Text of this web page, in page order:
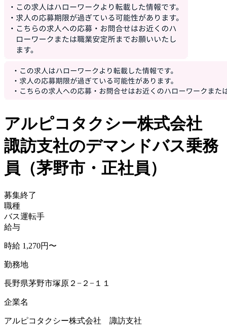
アルピコタクシー株式会社
諏訪支社のデマンドバス乗務
員（茅野市・正社員）
募集終了
職種
バス運転手
給与
時給 1,270円〜
勤務地
長野県茅野市塚原２−２−１１
企業名
アルピコタクシー株式会社 諏訪支社